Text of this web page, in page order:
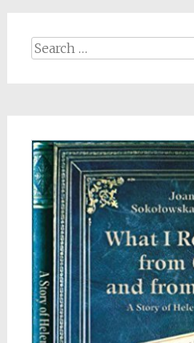
Search